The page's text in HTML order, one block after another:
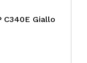
C340E Giallo